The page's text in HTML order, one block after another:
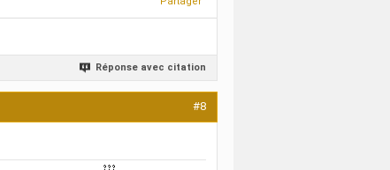
Réponse avec citation
#8